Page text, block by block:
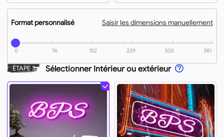
Format personnalisé Saisir les dimensions manuellement
0 76 152 229 305 381
ÉTAPE 3 Sélectionner Intérieur ou extérieur